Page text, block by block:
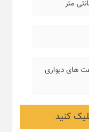
های دیواری
کنید